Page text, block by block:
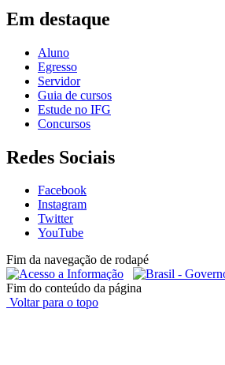
Em destaque
Aluno
Egresso
Servidor
Guia de cursos
Estude no IFG
Concursos
Redes Sociais
Facebook
Instagram
Twitter
YouTube
Fim da navegação de rodapé
Fim do conteúdo da página
Voltar para o topo